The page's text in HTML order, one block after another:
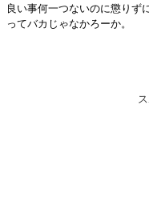
良い事何一つないのに懲りず
ってバカじゃなかろーか。